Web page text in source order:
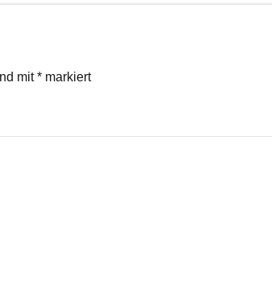
mit* markiert